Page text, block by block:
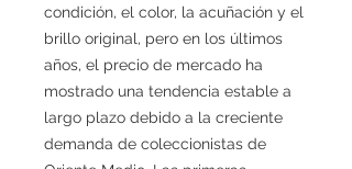
condición, el color, la acuñación y el
brillo original, pero en los últimos
años, el precio de mercado ha
mostrado una tendencia estable a
largo plazo debido a la creciente
demanda de coleccionistas de